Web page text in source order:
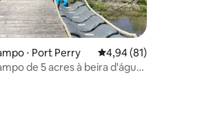
⋅ Port Perry 4,94 de uma
4,94 (81)
de 5 acres à beira d'água